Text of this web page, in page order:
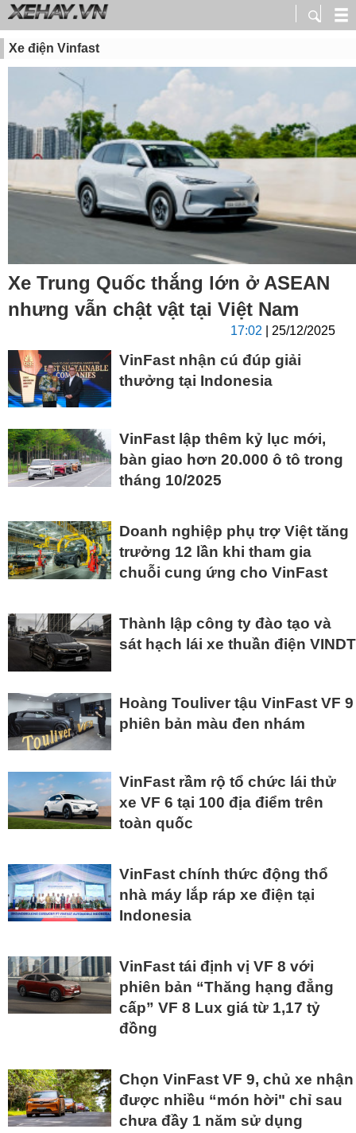
Xe điện Vinfast
Xe Trung Quốc thắng lớn ở ASEAN
nhưng vẫn chật vật tại Việt Nam
17:02 | 25/12/2025
VinFast nhận cú đúp giải
thưởng tại Indonesia
VinFast lập thêm kỷ lục mới,
bàn giao hơn 20.000 ô tô trong
tháng 10/2025
Doanh nghiệp phụ trợ Việt tăng
trưởng 12 lần khi tham gia
chuỗi cung ứng cho VinFast
Thành lập công ty đào tạo và
sát hạch lái xe thuần điện VINDT
Hoàng Touliver tậu VinFast VF 9
phiên bản màu đen nhám
VinFast rầm rộ tổ chức lái thử
xe VF 6 tại 100 địa điểm trên
toàn quốc
VinFast chính thức động thổ
nhà máy lắp ráp xe điện tại
Indonesia
VinFast tái định vị VF 8 với
phiên bản “Thăng hạng đẳng
cấp” VF 8 Lux giá từ 1,17 tỷ
đồng
Chọn VinFast VF 9, chủ xe nhận
được nhiều “món hời" chỉ sau
chưa đầy 1 năm sử dụng